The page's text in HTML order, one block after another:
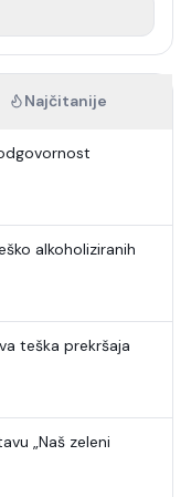
Najčitanije
alkoholiziranih
teška prekršaja
„Naš zeleni